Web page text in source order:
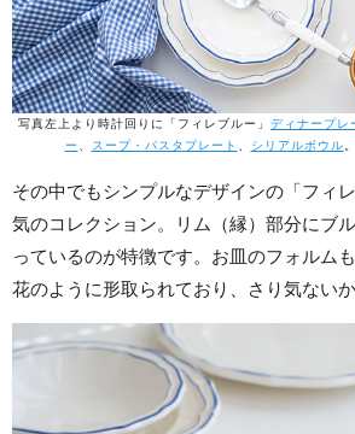
写真左上より時計回りに「フィレブルー」 ディナープレ
ー
スープ・パスタプレート シリアルボウル
その中でもシンプルなデザインの「フィ
気のコレクション。リム（縁）部分にブ
っているのが特徴です。お皿のフォルム
花のように形取られており、さり気ない